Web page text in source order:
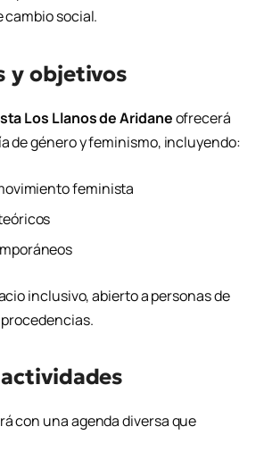
cambio social.
y objetivos
Los Llanos de Aridaneofrecerá
de género y feminismo, incluyendo:
feminista
inclusivo, abierto a personas de
con una agenda diversa que